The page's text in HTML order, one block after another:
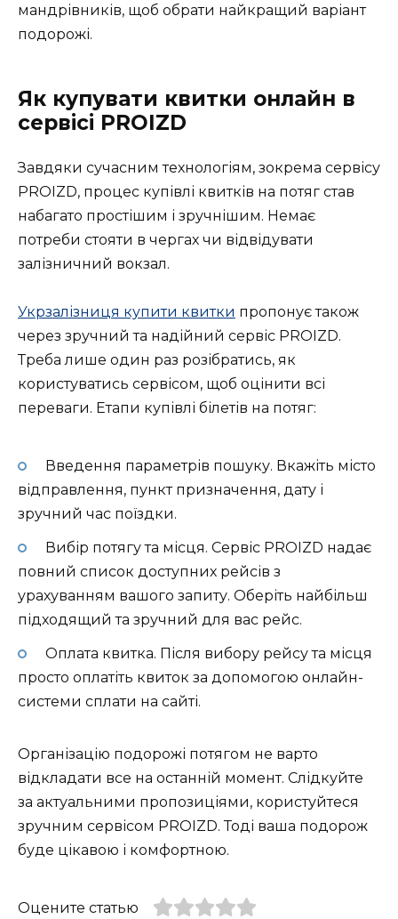
мандрівників, щоб обрати найкращий варіант
подорожі.
Як купувати квитки онлайн в
сервісі PROIZD
Завдяки сучасним технологіям, зокрема сервісу
PROIZD, процес купівлі квитків на потяг став
набагато простішим і зручнішим. Немає
потреби стояти в чергах чи відвідувати
залізничний вокзал.
Укрзалізниця купити квитки пропонує також
через зручний та надійний сервіс PROIZD.
Треба лише один раз розібратись, як
користуватись сервісом, щоб оцінити всі
переваги. Етапи купівлі білетів на потяг:
Введення параметрів пошуку. Вкажіть місто
відправлення, пункт призначення, дату і
зручний час поїздки.
Вибір потягу та місця. Сервіс PROIZD надає
повний список доступних рейсів з
урахуванням вашого запиту. Оберіть найбільш
підходящий та зручний для вас рейс.
Оплата квитка. Після вибору рейсу та місця
просто оплатіть квиток за допомогою онлайн-
системи сплати на сайті.
Організацію подорожі потягом не варто
відкладати все на останній момент. Слідкуйте
за актуальними пропозиціями, користуйтеся
зручним сервісом PROIZD. Тоді ваша подорож
буде цікавою і комфортною.
Оцените статью